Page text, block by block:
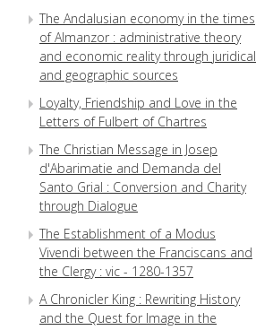
The Andalusian economy in the times
of Almanzor : administrative theory
and economic reality through juridical
and geographic sources
Loyalty, Friendship and Love in the
Letters of Fulbert of Chartres
The Christian Message in Josep
d'Abarimatie and Demanda del
Santo Grial : Conversion and Charity
through Dialogue
The Establishment of a Modus
Vivendi between the Franciscans and
the Clergy : vic - 1280-1357
A Chronicler King : Rewriting History
and the Quest for Image in the